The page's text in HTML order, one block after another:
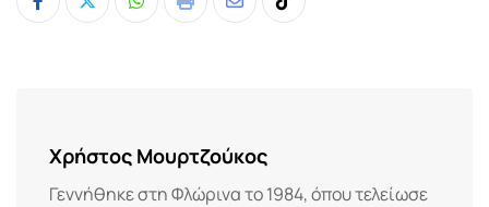
Whatsapp
Print
ShareTiktok
Χρήστος Μουρτζούκος
Γεννήθηκε στη Φλώρινα το 1984, όπου τελείωσε